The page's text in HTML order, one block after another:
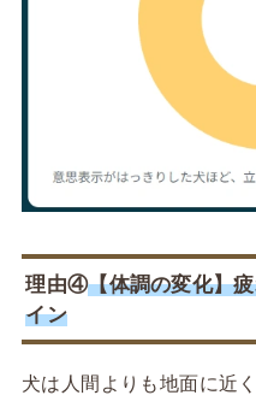
理由④【体調の変化】
イン
犬は人間よりも地面に近